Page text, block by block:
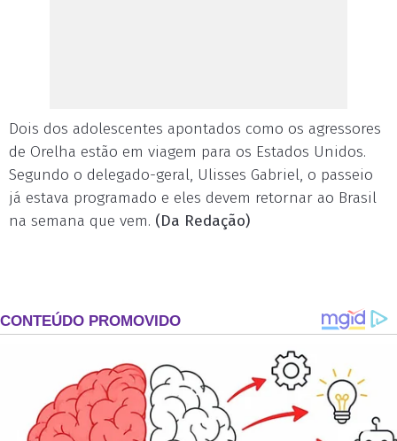
Dois dos adolescentes apontados como os agressores
de Orelha estão em viagem para os Estados Unidos.
Segundo o delegado-geral, Ulisses Gabriel, o passeio
já estava programado e eles devem retornar ao Brasil
na semana que vem. (Da Redação)